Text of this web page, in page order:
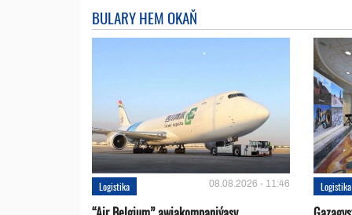
BULARY HEM OKAŇ
Logistika 08.08.2026 - 11:46 Logistika